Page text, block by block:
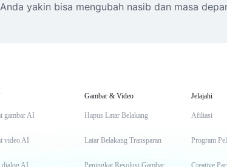
yakin bisa mengubah nasib dan masa
gambar AI
video AI
dialog AI
Gambar & Video
Hapus Latar Belakang
Latar Belakang Transparan
Peningkat Resolusi Gambar
Jelajahi
Afiliasi
Program
Creative